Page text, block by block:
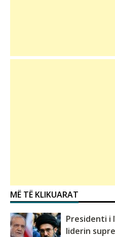
MË TË KLIKUARAT
Presidenti i
liderin